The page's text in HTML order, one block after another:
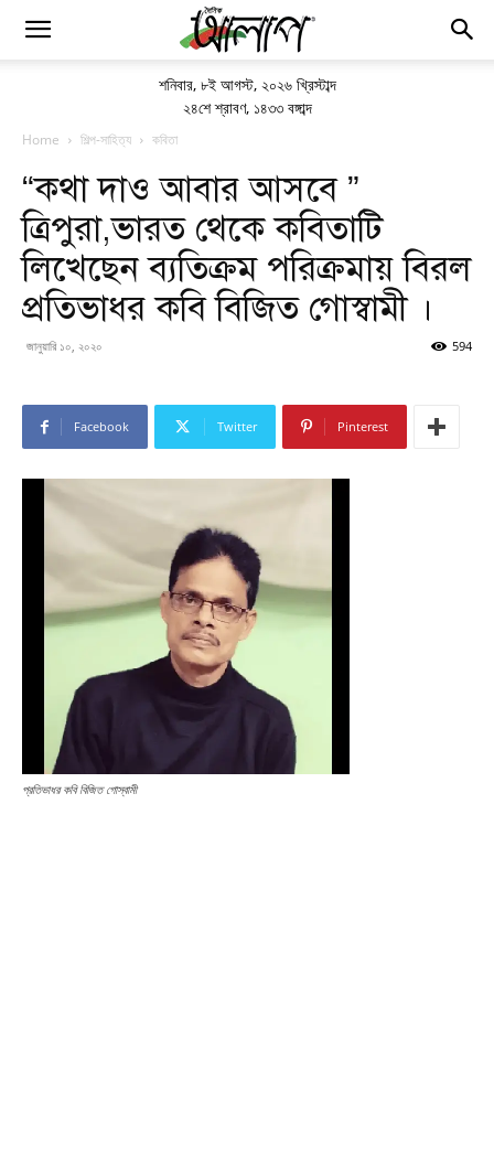
শনিবার, ৮ই আগস্ট, ২০২৬ খ্রিস্টাব্দ
২৪শে শ্রাবণ, ১৪৩৩ বঙ্গাব্দ
Home শিল্প-সাহিত্য কবিতা
“কথা দাও আবার আসবে ”
ত্রিপুরা,ভারত থেকে কবিতাটি
লিখেছেন ব্যতিক্রম পরিক্রমায় বিরল
প্রতিভাধর কবি বিজিত গোস্বামী ।
জানুয়ারি ১০, ২০২০ 594
Facebook Twitter Pinterest
প্রতিভাধর কবি বিজিত গোস্বামী